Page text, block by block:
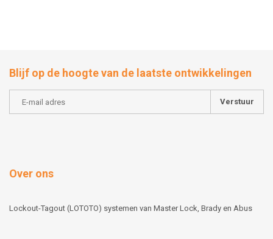
Blijf op de hoogte van de laatste ontwikkelingen
Verstuur
Over ons
Lockout-Tagout (LOTOTO) systemen van Master Lock, Brady en Abus